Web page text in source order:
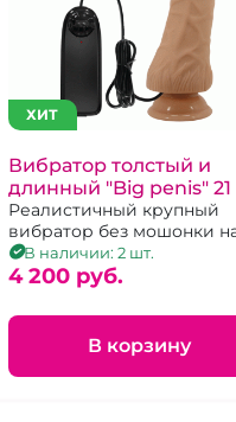
ХИТ
Вибратор толстый и
длинный "Big penis"
с крупной головкой
Реалистичный крупный
вибратор без мошонки
пульте управления
В наличии: 2 шт.
4 200 pуб.
В корзину